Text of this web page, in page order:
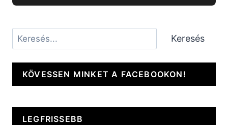
Keresés Keresés
KÖVESSEN MINKET A FACEBOOKON!
LEGFRISSEBB